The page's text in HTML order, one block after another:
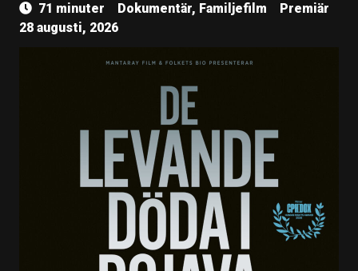
71 minuter Dokumentär, Familjefilm
Premiär
28 augusti, 2026